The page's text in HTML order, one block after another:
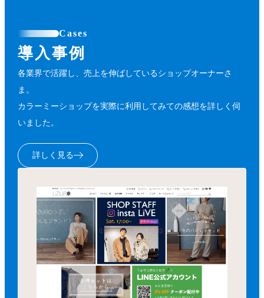
Cases
導入事例
各業界で活躍し、売上を伸ばしているショップオーナーさ
ま。
カラーミーショップを実際に利用してみての感想を詳しく伺
いました。
詳しく見る